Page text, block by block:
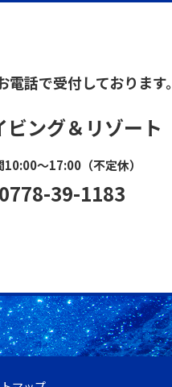
話で受付しております。
ビング＆リゾート
～17:00（不定休）
39-1183